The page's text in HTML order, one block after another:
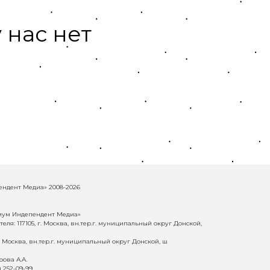
нет
Медиа» 2008-2026
Индепендент Медиа»
117105, г. Москва, вн.тер.г. муниципальный округ Донской,
Москва, вн.тер.г. муниципальный округ Донской, ш
А.А.